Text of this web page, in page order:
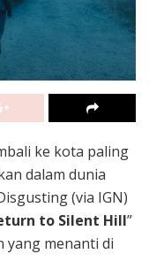
ke kota paling
dalam dunia
(via IGN)
to Silent Hill”
yang menanti di